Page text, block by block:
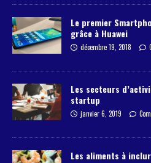
Le premier
grâce à Huawei
décembre 19, 2018
Les secteurs
startup
janvier 6, 2019
Les aliments à